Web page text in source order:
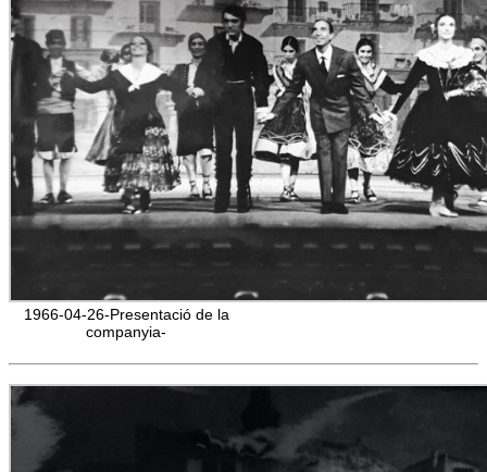
1966-04-26-Presentació de la
companyia-